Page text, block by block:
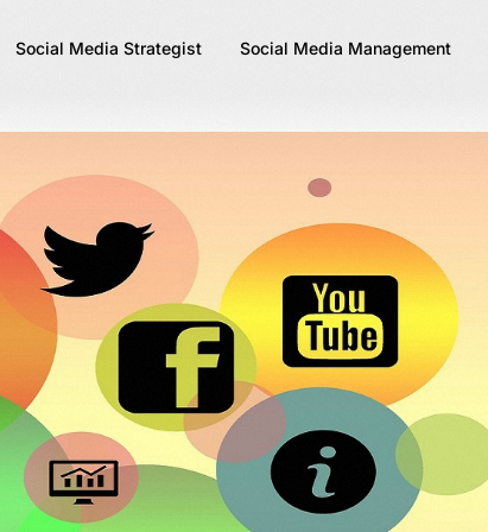
Social Media Strategist Social Media Management